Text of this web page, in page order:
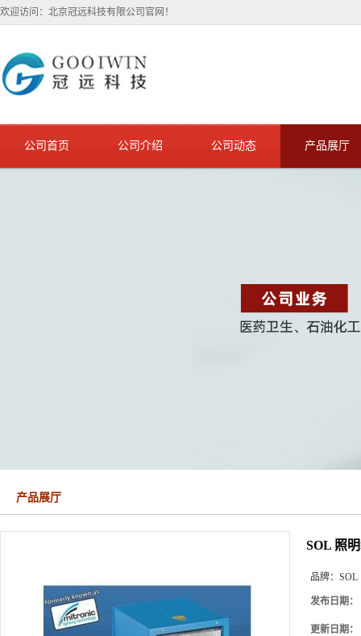
欢迎访问：北京冠远科技有限公司官网！
公司首页 公司介绍 公司动态 产品展厅
产品展厅
SOL 照
品牌： SOL
发布日期：
更新日期：